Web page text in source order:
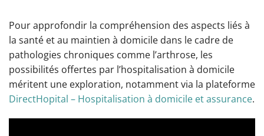
Pour approfondir la compréhension des aspects liés à
la santé et au maintien à domicile dans le cadre de
pathologies chroniques comme l’arthrose, les
possibilités offertes par l’hospitalisation à domicile
méritent une exploration, notamment via la plateforme
DirectHopital – Hospitalisation à domicile et assurance.